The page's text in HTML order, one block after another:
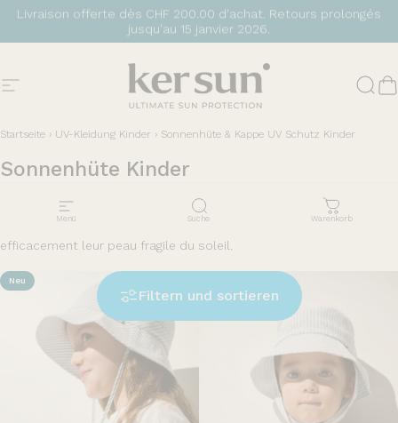
Direkt zum Inhalt
Livraison offerte dès CHF 200.00 d'achat. Retours prolongés
jusqu'au 15 janvier 2026.
Seitennavigation Ker Sun
Menü Suche Warenkorb
Startseite › UV-Kleidung Kinder › Sonnenhüte & Kappe UV Schutz Kinder
Sonnenhüte Kinder
Protégez vos enfants avec des chapeaux anti-UV. Légers, couvrants
efficacement leur peau fragile du soleil.
Filtern und sortieren
Neu